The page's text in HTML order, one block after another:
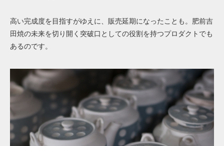
高い完成度を目指すがゆえに、販売延期になったことも。肥前吉
田焼の未来を切り開く突破口としての役割を持つプロダクトでも
あるのです。